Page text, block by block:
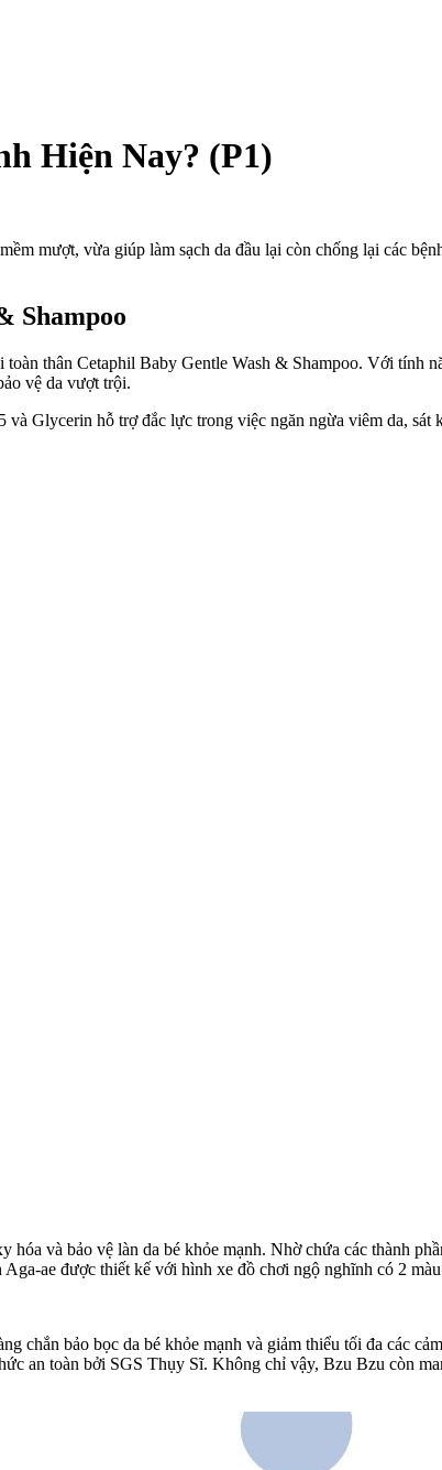
Hiện Nay? (P1)
mượt, vừa giúp làm sạch da đầu lại còn chống lại các
Shampoo
thân Cetaphil Baby Gentle Wash & Shampoo. Với tính
vệ da vượt trội.
Glycerin hỗ trợ đắc lực trong việc ngăn ngừa viêm da,
và bảo vệ làn da bé khỏe mạnh. Nhờ chứa các thành
ae được thiết kế với hình xe đồ chơi ngộ nghĩnh có 2
chắn bảo bọc da bé khỏe mạnh và giảm thiểu tối đa các
an toàn bởi SGS Thụy Sĩ. Không chỉ vậy, Bzu Bzu còn